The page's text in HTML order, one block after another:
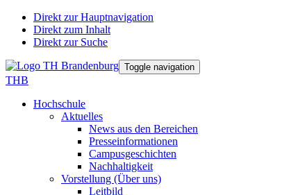
Direkt zur Hauptnavigation
Direkt zum Inhalt
Direkt zur Suche
Toggle navigation
THB
Hochschule
Aktuelles
News aus den Bereichen
Presseinformationen
Campusgeschichten
Nachhaltigkeit
Vorstellung (Über uns)
Leitbild